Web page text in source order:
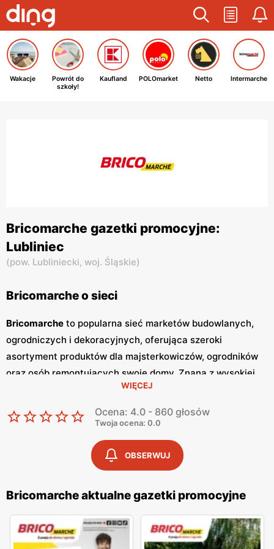
Wakacje
Powrót do
szkoły!
Kaufland POLOmarket Netto Intermarche
Bricomarche gazetki promocyjne:
Lubliniec
(pow. Lubliniecki, woj. Śląskie)
Bricomarche o sieci
Bricomarche to popularna sieć marketów budowlanych,
ogrodniczych i dekoracyjnych, oferująca szeroki
asortyment produktów dla majsterkowiczów, ogrodników
oraz osób remontujących swoje domy. Znana z wysokiej
jakości obsługi oraz konkurencyjnych
zdobyła zaufanie klientów, poszukujących
niezawodnych narzędzi i materiałów budowlanych.
regularnie wydajegazetki promocyjne
których prezentowane są najnowsze
promocje
oferty i sezonowe wyprzedaże.Gazetki
planować zakupy. Publikacje te pojawiają się zazwyczaj co
dwa tygodnie, zapewniając stały dostęp do informacji o
najnowszych okazjach. Sklepy
Bricomarche
znajdują się w
dogodnych lokalizacjach na terenie całej Polski, co ułatwia
WIĘCEJ
Ocena: 4.0 - 860 głosów
Twoja ocena: 0.0
OBSERWUJ
Bricomarche aktualne gazetki promocyjne